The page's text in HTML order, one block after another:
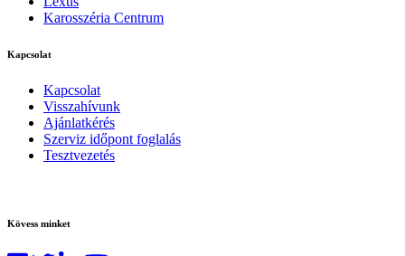
Karosszéria Centrum
Kapcsolat
Kapcsolat
Visszahívunk
Ajánlatkérés
Szerviz időpont foglalás
Tesztvezetés
Kövess minket